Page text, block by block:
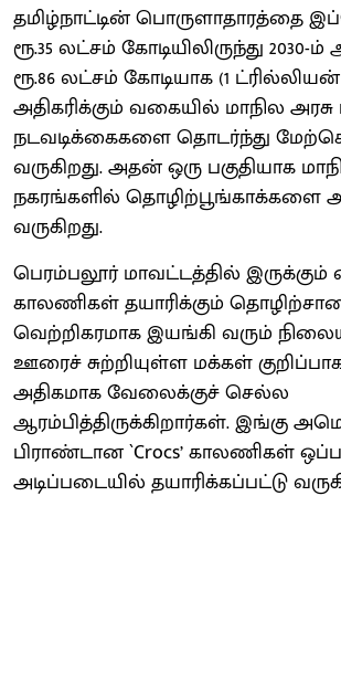
தமிழ்நாட்டின் பொருளாதாரத்தை
ரூ.35 லட்சம் கோடியிலிருந்து
ரூ.86 லட்சம் கோடியாக (1
அதிகரிக்கும் வகையில் மாநில
நடவடிக்கைகளை தொடர்ந்து
வருகிறது. அதன் ஒரு பகுதியாக
நகரங்களில் தொழிற்பூங்காக்களை
வருகிறது.
பெரம்பலூர் மாவட்டத்தில் இருக்கும்
காலணிகள் தயாரிக்கும்
வெற்றிகரமாக இயங்கி வரும்
ஊரைச் சுற்றியுள்ள மக்கள்
அதிகமாக வேலைக்குச் செல்ல
ஆரம்பித்திருக்கிறார்கள். இங்கு
பிராண்டான `Crocs’ காலணிகள்
அடிப்படையில் தயாரிக்கப்பட்டு